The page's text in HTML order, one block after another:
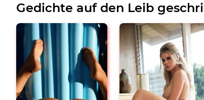
Gedichte auf den Leib